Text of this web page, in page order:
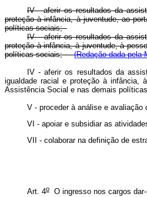
IV - aferir os resultados da
proteção à infância, à juventude, ao
políticas sociais;
IV - aferir os resultados da
proteção à infância, à juventude, à
políticas sociais;(Redação dada pela
IV - aferir os resultados da
igualdade racial e proteção à infância,
Assistência Social e nas demais
V - proceder à análise e
VI - apoiar e subsidiar as
VII - colaborar na definição de
Art. 4oO ingresso nos cargos dar-